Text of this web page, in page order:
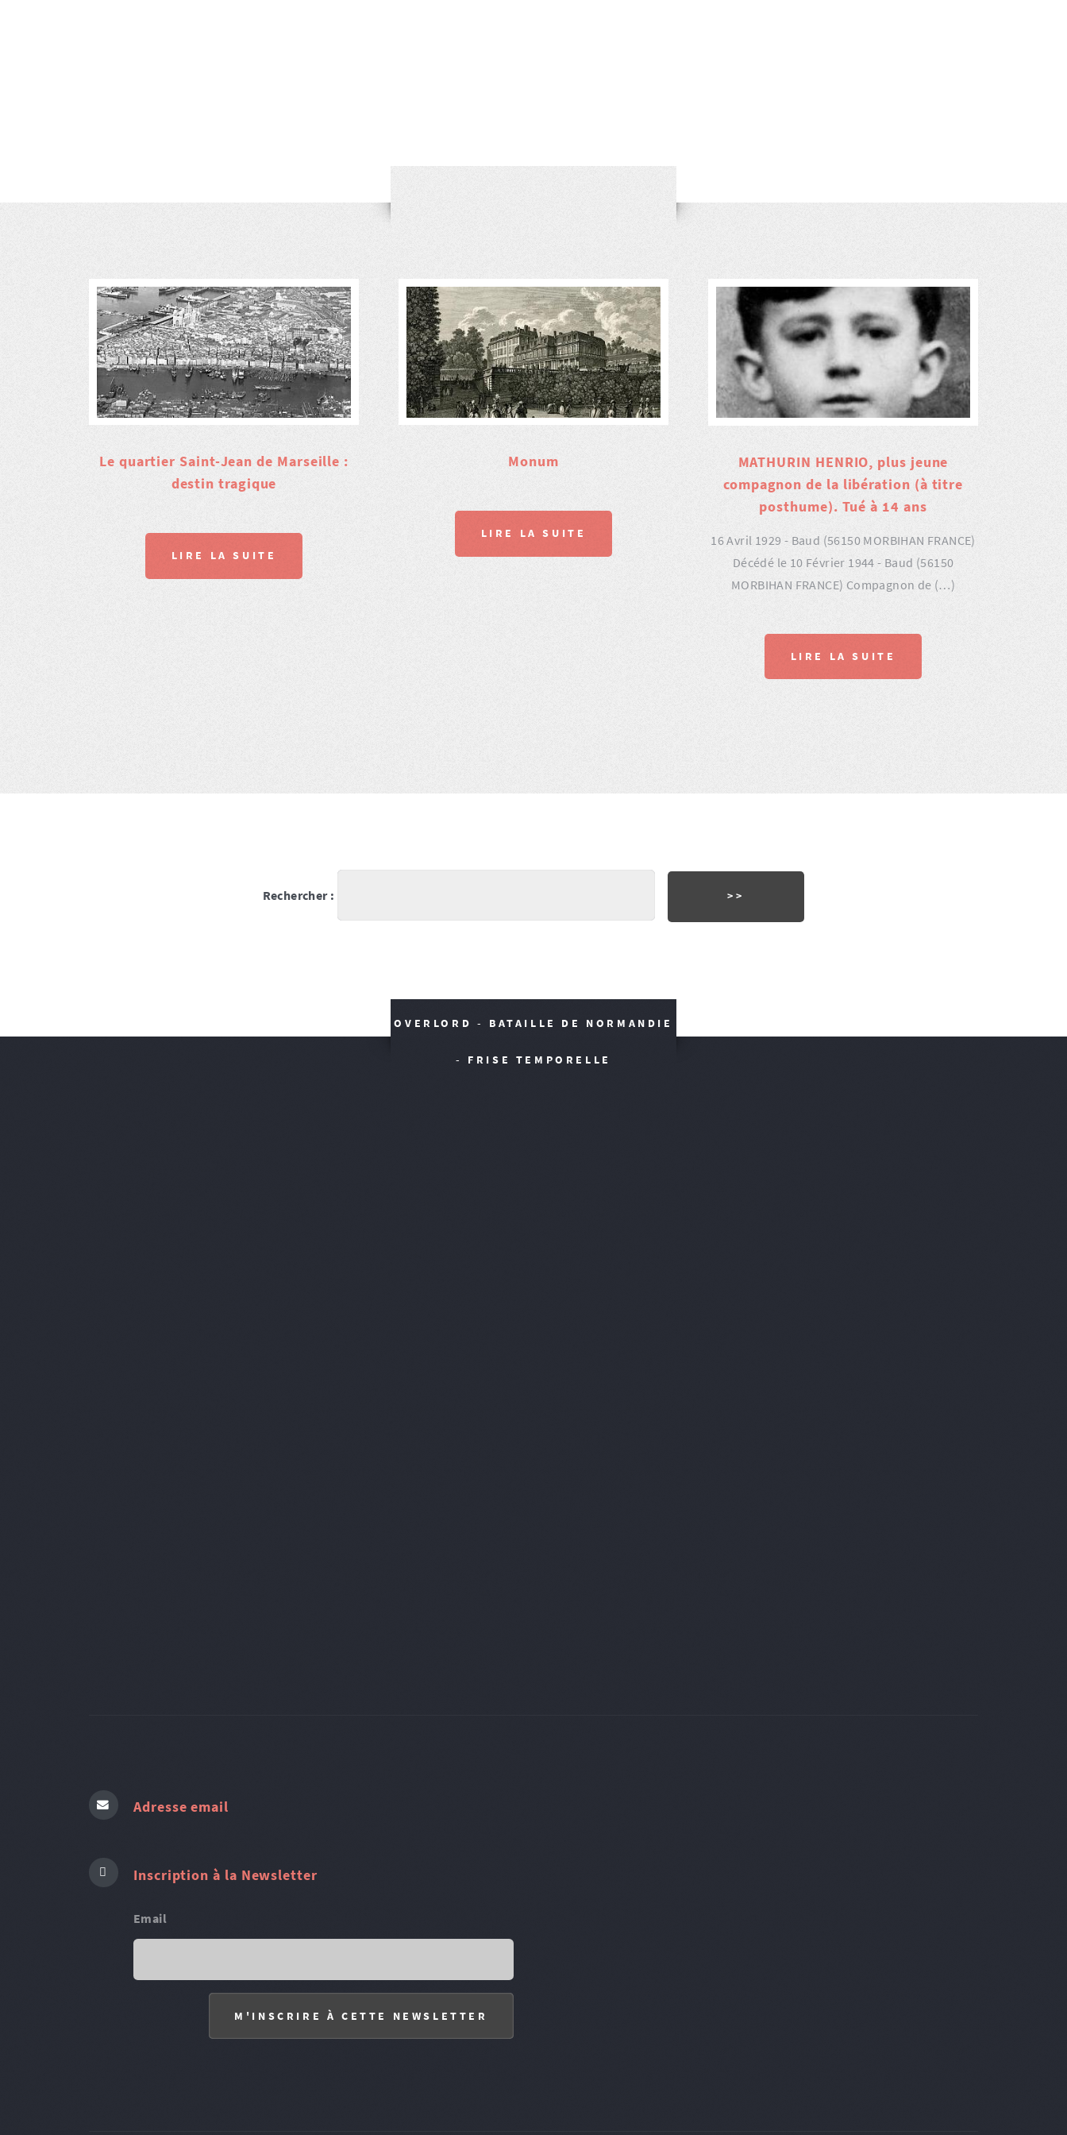
Le quartier Saint-Jean de Marseille :
destin tragique
LIRE LA SUITE
Monum
LIRE LA SUITE
MATHURIN HENRIO, plus jeune
compagnon de la libération (à titre
posthume). Tué à 14 ans
16 Avril 1929 - Baud (56150 MORBIHAN FRANCE)
Décédé le 10 Février 1944 - Baud (56150
MORBIHAN FRANCE) Compagnon de (…)
LIRE LA SUITE
Rechercher :
OVERLORD - BATAILLE DE NORMANDIE
- FRISE TEMPORELLE
Adresse email
Inscription à la Newsletter
Email